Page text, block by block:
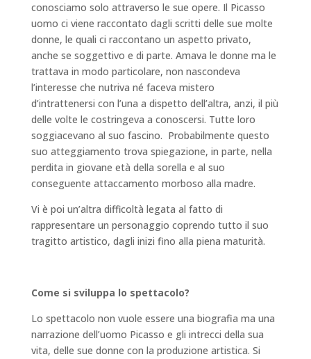
conosciamo solo attraverso le sue opere. Il Picasso
uomo ci viene raccontato dagli scritti delle sue molte
donne, le quali ci raccontano un aspetto privato,
anche se soggettivo e di parte. Amava le donne ma le
trattava in modo particolare, non nascondeva
l’interesse che nutriva né faceva mistero
d’intrattenersi con l’una a dispetto dell’altra, anzi, il più
delle volte le costringeva a conoscersi. Tutte loro
soggiacevano al suo fascino. Probabilmente questo
suo atteggiamento trova spiegazione, in parte, nella
perdita in giovane età della sorella e al suo
conseguente attaccamento morboso alla madre.
Vi è poi un’altra difficoltà legata al fatto di
rappresentare un personaggio coprendo tutto il suo
tragitto artistico, dagli inizi fino alla piena maturità.
Come si sviluppa lo spettacolo?
Lo spettacolo non vuole essere una biografia ma una
narrazione dell’uomo Picasso e gli intrecci della sua
vita, delle sue donne con la produzione artistica. Si